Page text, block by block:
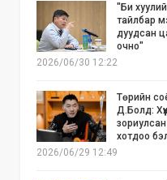
"Би
тайлбар
дуудсан
очно"
2026/06/30 12:22
Төрийн
Д.Болд:
хотдоо
2026/06/29 12:49